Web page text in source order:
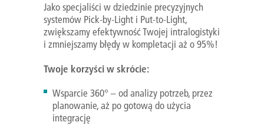
Jako specjaliści w dziedzinie precyzyjnych
systemów Pick-by-Light i Put-to-Light,
zwiększamy efektywność Twojej intralogistyki
i zmniejszamy błędy w kompletacji aż o 95%!
Twoje korzyści w skrócie:
Wsparcie 360° – od analizy potrzeb, przez
planowanie, aż po gotową do użycia
integrację